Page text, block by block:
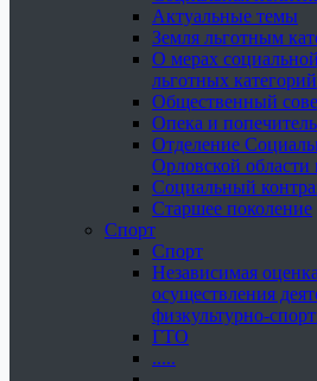
Актуальные темы
Земля льготным
О мерах
льготных
Общественный
Опека и
Отделение
Орловской
Социальный
Старшее поколение
Спорт
Спорт
Независимая
осуществления
физкультурно-
ГТО
.....